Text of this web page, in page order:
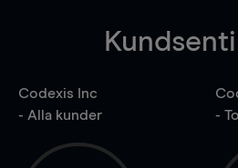
Codexis Inc
- Alla kunder
-